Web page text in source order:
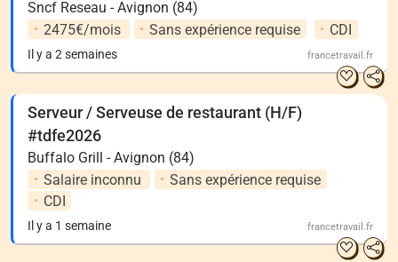
Sncf Reseau - Avignon (84)
2475€/mois
Sans expérience requise CDI
Il y a 2 semaines francetravail.fr
Serveur / Serveuse de restaurant (H/F)
#tdfe2026
Buffalo Grill - Avignon (84)
Salaire inconnu
Sans expérience requise
CDI
Il y a 1 semaine francetravail.fr